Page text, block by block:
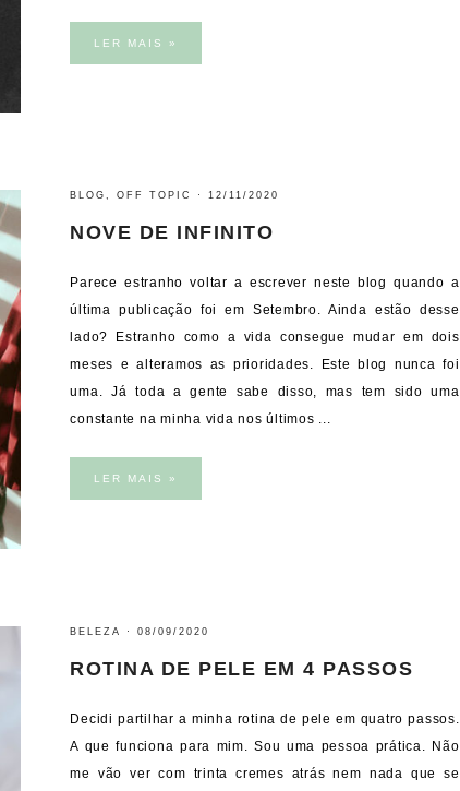
LER MAIS »
BLOG,OFF TOPIC ·12/11/2020
NOVE DE INFINITO
Parece estranho voltar a escrever neste blog quando a
última publicação foi em Setembro. Ainda estão desse
lado? Estranho como a vida consegue mudar em dois
meses e alteramos as prioridades. Este blog nunca foi
uma. Já toda a gente sabe disso, mas tem sido uma
constante na minha vida nos últimos ...
LER MAIS »
BELEZA ·08/09/2020
ROTINA DE PELE EM 4 PASSOS
Decidi partilhar a minha rotina de pele em quatro passos.
A que funciona para mim. Sou uma pessoa prática. Não
me vão ver com trinta cremes atrás nem nada que se